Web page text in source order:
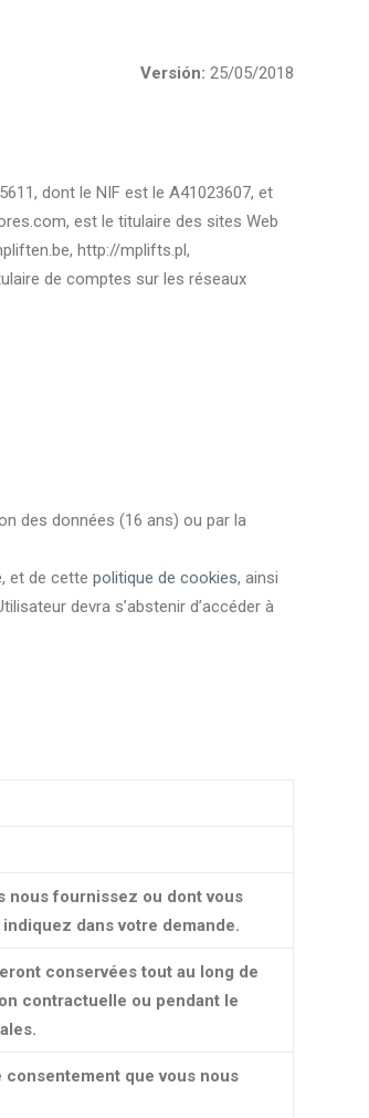
Versión: 25/05/2018
dont le NIF est le A41023607, et
est le titulaire des sites Web
http://mplifts.pl,
de comptes sur les réseaux
des données (16 ans) ou par la
, et de cette politique de cookies, ainsi
devra s’abstenir d’accéder à
nous fournissez ou dont vous
dans votre demande.
conservées tout au long de
contractuelle ou pendant le
que vous nous